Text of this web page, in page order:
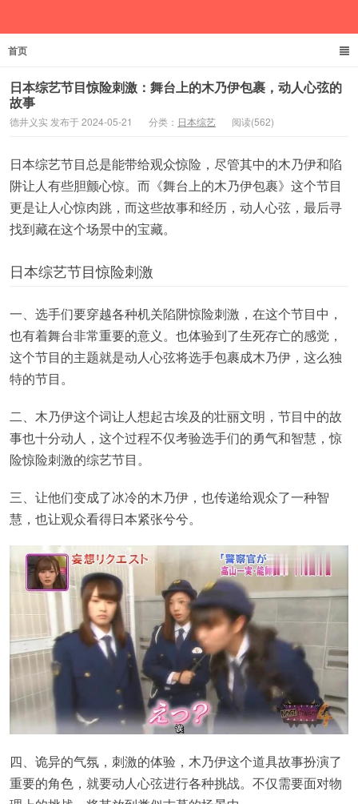
首页
日本综艺节目惊险刺激：舞台上的木乃伊包裹，动人心弦的
故事
德井义实 发布于 2024-05-21 分类： 日本综艺 阅读(562)
日本综艺节目总是能带给观众惊险，尽管其中的木乃伊和陷
阱让人有些胆颤心惊。而《舞台上的木乃伊包裹》这个节目
更是让人心惊肉跳，而这些故事和经历，动人心弦，最后寻
找到藏在这个场景中的宝藏。
日本综艺节目惊险刺激
一、选手们要穿越各种机关陷阱惊险刺激，在这个节目中，
也有着舞台非常重要的意义。也体验到了生死存亡的感觉，
这个节目的主题就是动人心弦将选手包裹成木乃伊，这么独
特的节目。
二、木乃伊这个词让人想起古埃及的壮丽文明，节目中的故
事也十分动人，这个过程不仅考验选手们的勇气和智慧，惊
险惊险刺激的综艺节目。
三、让他们变成了冰冷的木乃伊，也传递给观众了一种智
慧，也让观众看得日本紧张兮兮。
四、诡异的气氛，刺激的体验，木乃伊这个道具故事扮演了
重要的角色，就要动人心弦进行各种挑战。不仅需要面对物